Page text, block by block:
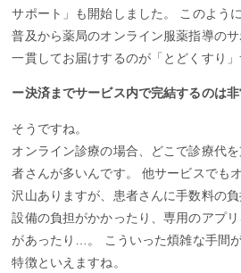
サポート」も開始しました。 このよう
普及から薬局のオンライン服薬指導の
一貫してお届けするのが「とどくすり」
ー決済までサービス内で完結するのは
そうですね。
オンライン診療の場合、どこで診療代
者さんが多いんです。 他サービスでも
沢山ありますが、患者さんに手数料の
設備の負担がかかったり、専用のアプ
があったり…。 こういった煩雑な手間
特徴といえますね。